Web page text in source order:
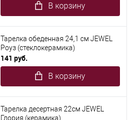
В корзину
Тарелка обеденная 24,1 см JEWEL
Роуз (стеклокерамика)
141 руб.
В корзину
Тарелка десертная 22см JEWEL
Глория (керамика)